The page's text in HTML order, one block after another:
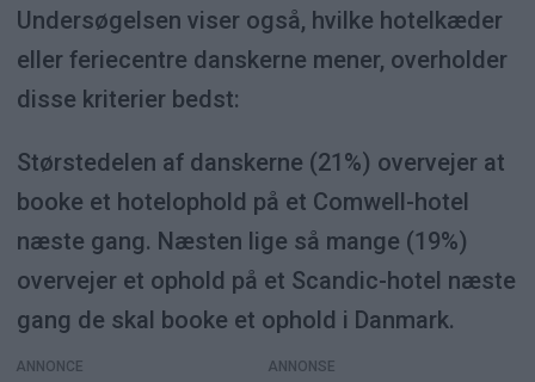
Undersøgelsen viser også, hvilke hotelkæder
eller feriecentre danskerne mener, overholder
disse kriterier bedst:
Størstedelen af danskerne (21%) overvejer at
booke et hotelophold på et Comwell-hotel
næste gang. Næsten lige så mange (19%)
overvejer et ophold på et Scandic-hotel næste
gang de skal booke et ophold i Danmark.
ANNONCE